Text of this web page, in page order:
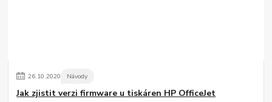
26.10.2020 Návody
Jak zjistit verzi firmware u tiskáren HP OfficeJet